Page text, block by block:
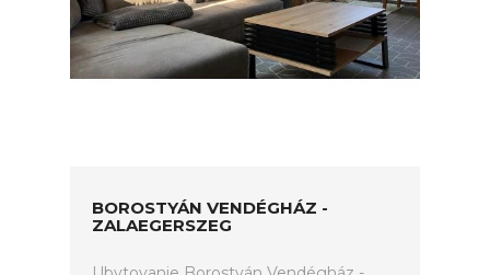
BOROSTYÁN VENDÉGHÁZ -
ZALAEGERSZEG